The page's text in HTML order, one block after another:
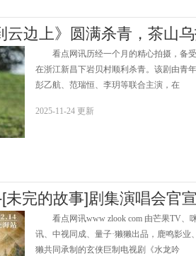
云边上》圆满杀青，茶山
看点网讯历经一个月的精心拍摄，备受
在浙江新昌下岩贝村顺利杀青。该剧由青
彭乙航、范瑞恒、李玥等联合主演，在
2025-11-24 更新
未完的故事]剧集演唱会官
看点网讯www zlook com 由芒果TV、
讯、中视同成、量子·獭獭出品，鹿鸣影业
獭共同承制的玄侠巨制电视剧《水龙吟